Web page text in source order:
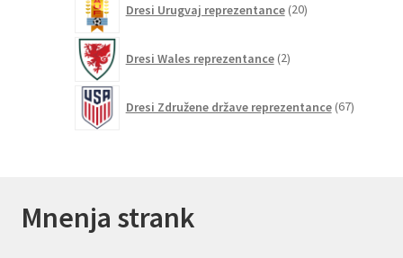
Dresi Urugvaj reprezentance 20izdelkov
Dresi Wales reprezentance 2izdelka
Dresi Združene države reprezentance 67izdelkov
Mnenja strank